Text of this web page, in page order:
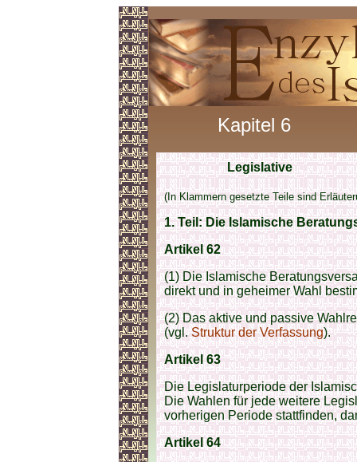
Kapitel 6
Legislative
(In Klammern gesetzte Teile sind
1.Teil:Die Islamische
Artikel 62
(1) Die Islamische
direkt und in geheimer Wahl
(2) Das aktive und passive
(vgl.Struktur der Verfassung).
Artikel 63
Die Legislaturperiode der
Die Wahlen für jede weitere
vorherigen Periode stattfinden,
Artikel 64